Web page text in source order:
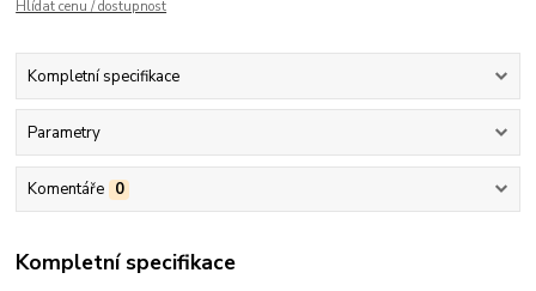
Hlídat cenu / dostupnost
Kompletní specifikace
Parametry
Komentáře 0
Kompletní specifikace